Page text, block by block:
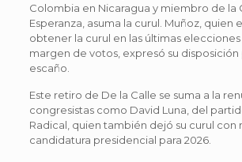
Colombia en Nicaragua y miembro de la
Esperanza, asuma la curul. Muñoz, quien
obtener la curul en las últimas
margen de votos, expresó su disposición
escaño.
Este retiro de De la Calle se suma a la
congresistas como David Luna, del
Radical, quien también dejó su curul con
candidatura presidencial para 2026.